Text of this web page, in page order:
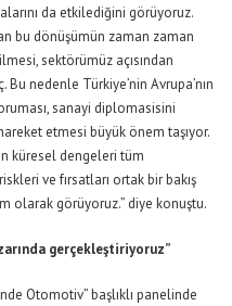
da etkilediğini görüyoruz.
bu dönüşümün zaman zaman
sektörümüz açısından
nedenle Türkiye’nin Avrupa’nın
sanayi diplomasisini
etmesi büyük önem taşıyor.
küresel dengeleri tüm
ve fırsatları ortak bir bakış
olarak görüyoruz.” diye konuştu.
gerçekleştiriyoruz”
Otomotiv” başlıklı panelinde